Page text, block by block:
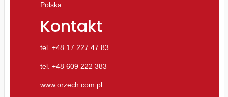
Polska
Kontakt
tel. +48 17 227 47 83
tel. +48 609 222 383
www.orzech.com.pl